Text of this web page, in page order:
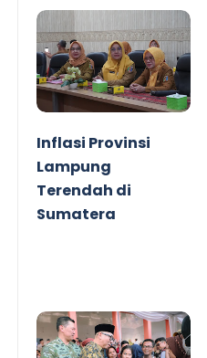
Inflasi Provinsi
Lampung
Terendah di
Sumatera